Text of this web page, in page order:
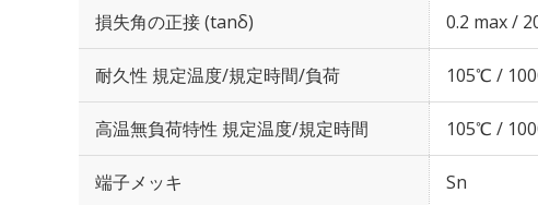
損失角の正接 (tanδ) 0.2 max /
耐久性 規定温度/規定時間/負荷 105℃ /
高温無負荷特性 規定温度/規定時間 105℃ /
端子メッキ Sn